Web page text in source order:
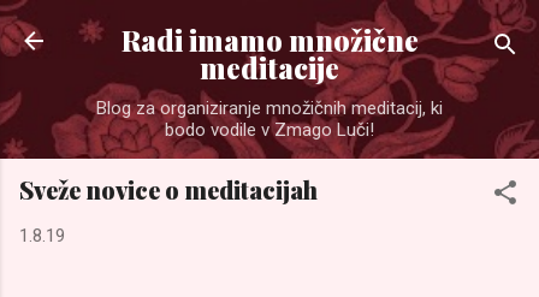
Preskoči na glavno vsebino
Radi imamo množične
meditacije
Blog za organiziranje množičnih meditacij, ki
bodo vodile v Zmago Luči!
Sveže novice o meditacijah
1.8.19